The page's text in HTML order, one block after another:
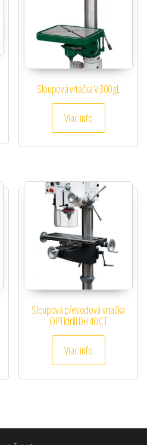
Sloupová vrtačka V 300 gL
Viac info
Sloupová převodová vrtačka
OPTIdrill DH 40 CT
Viac info